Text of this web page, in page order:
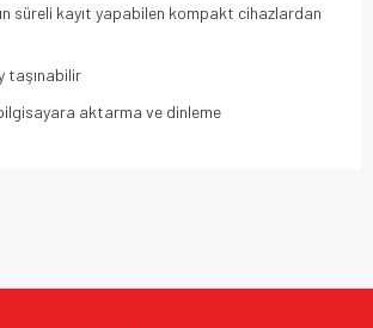
süreli kayıt yapabilen kompakt cihazlardan
taşınabilir
aktarma ve dinleme